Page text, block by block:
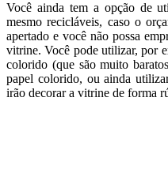
Você ainda tem a opção de
mesmo recicláveis, caso o
apertado e você não possa
vitrine. Você pode utilizar, por
colorido (que são muito
papel colorido, ou ainda
irão decorar a vitrine de forma